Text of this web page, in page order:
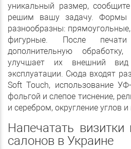
уникальный размер,
решим вашу задачу. Формы
разнообразны:
фигурные. После
дополнительную
улучшает их внешний
эксплуатации. Сюда входят
Soft Touch, использование
фольгой и слепое тиснение,
и серебром, округление углов
Напечатать визитки
салонов в Украине